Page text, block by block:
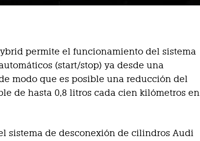
permite el funcionamiento del sistema
(start/stop) ya desde una
modo que es posible una reducción del
de hasta 0,8 litros cada cien kilómetros en
sistema de desconexión de cilindros Audi